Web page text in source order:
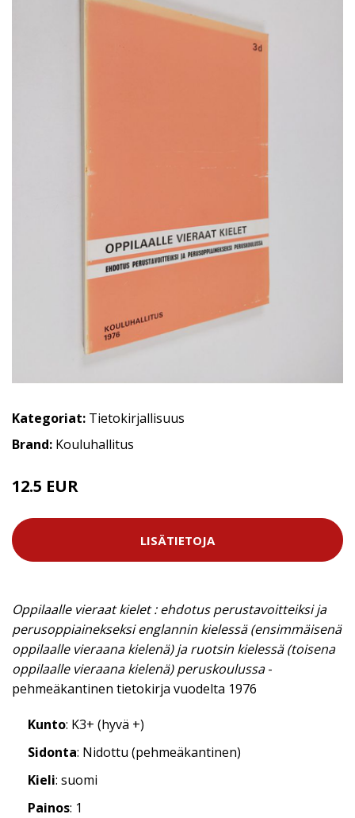
Kategoriat: Tietokirjallisuus
Brand: Kouluhallitus
12.5 EUR
LISÄTIETOJA
Oppilaalle vieraat kielet : ehdotus perustavoitteiksi ja
perusoppiainekseksi englannin kielessä (ensimmäisenä
oppilaalle vieraana kielenä) ja ruotsin kielessä (toisena
oppilaalle vieraana kielenä) peruskoulussa-
pehmeäkantinen tietokirja vuodelta 1976
Kunto: K3+ (hyvä +)
Sidonta: Nidottu (pehmeäkantinen)
Kieli: suomi
Painos: 1